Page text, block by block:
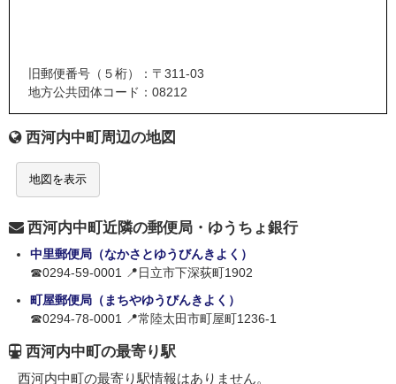
旧郵便番号（５桁）：〒311-03
地方公共団体コード：08212
西河内中町周辺の地図
地図を表示
西河内中町近隣の郵便局・ゆうちょ銀行
中里郵便局（なかさとゆうびんきよく）
☎0294-59-0001 📍日立市下深荻町1902
町屋郵便局（まちやゆうびんきよく）
☎0294-78-0001 📍常陸太田市町屋町1236-1
西河内中町の最寄り駅
西河内中町の最寄り駅情報はありません。